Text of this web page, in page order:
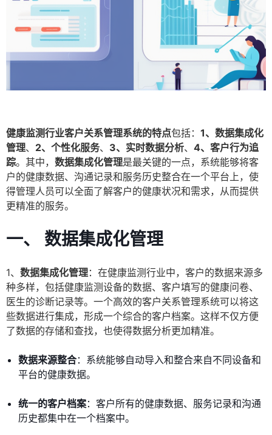
健康监测行业客户关系管理系统的特点包括： 1、数据集成化
管理、 2、个性化服务、 3、实时数据分析、 4、客户行为追
踪。其中， 数据集成化管理是最关键的一点，系统能够将客
户的健康数据、沟通记录和服务历史整合在一个平台上，使
得管理人员可以全面了解客户的健康状况和需求，从而提供
更精准的服务。
一、 数据集成化管理
1、 数据集成化管理：在健康监测行业中，客户的数据来源多
种多样，包括健康监测设备的数据、客户填写的健康问卷、
医生的诊断记录等。一个高效的客户关系管理系统可以将这
些数据进行集成，形成一个综合的客户档案。这样不仅方便
了数据的存储和查找，也使得数据分析更加精准。
数据来源整合：系统能够自动导入和整合来自不同设备和
平台的健康数据。
统一的客户档案：客户所有的健康数据、服务记录和沟通
历史都集中在一个档案中。